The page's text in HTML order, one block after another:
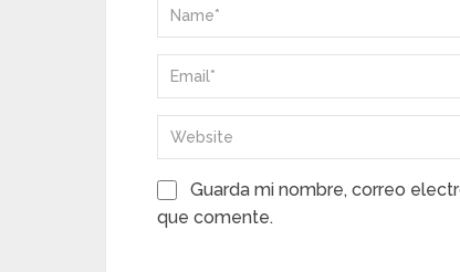
Guarda mi nombre, correo
que comente.